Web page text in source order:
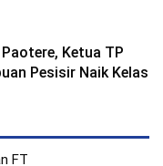
Ketua TP
Pesisir Naik Kelas
FT